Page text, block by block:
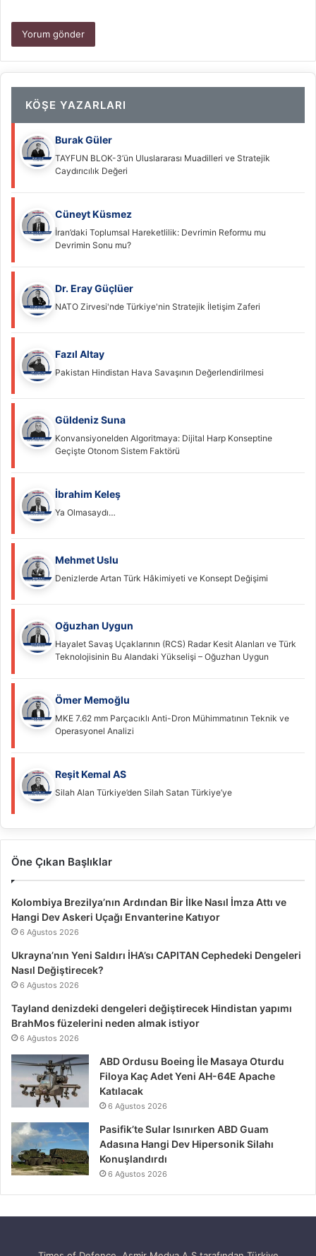
KÖŞE YAZARLARI
Burak Güler
TAYFUN BLOK-3’ün Uluslararası Muadilleri ve Stratejik
Caydırıcılık Değeri
Cüneyt Küsmez
İran’daki Toplumsal Hareketlilik: Devrimin Reformu mu
Devrimin Sonu mu?
Dr. Eray Güçlüer
NATO Zirvesi'nde Türkiye'nin Stratejik İletişim Zaferi
Fazıl Altay
Pakistan Hindistan Hava Savaşının Değerlendirilmesi
Güldeniz Suna
Konvansiyonelden Algoritmaya: Dijital Harp Konseptine
Geçişte Otonom Sistem Faktörü
İbrahim Keleş
Ya Olmasaydı…
Mehmet Uslu
Denizlerde Artan Türk Hâkimiyeti ve Konsept Değişimi
Oğuzhan Uygun
Hayalet Savaş Uçaklarının (RCS) Radar Kesit Alanları ve Türk
Teknolojisinin Bu Alandaki Yükselişi – Oğuzhan Uygun
Ömer Memoğlu
MKE 7.62 mm Parçacıklı Anti-Dron Mühimmatının Teknik ve
Operasyonel Analizi
Reşit Kemal AS
Silah Alan Türkiye’den Silah Satan Türkiye’ye
Öne Çıkan Başlıklar
Kolombiya Brezilya’nın Ardından Bir İlke Nasıl İmza Attı ve
Hangi Dev Askeri Uçağı Envanterine Katıyor
6 Ağustos 2026
Ukrayna’nın Yeni Saldırı İHA’sı CAPITAN Cephedeki Dengeleri
Nasıl Değiştirecek?
6 Ağustos 2026
Tayland denizdeki dengeleri değiştirecek Hindistan yapımı
BrahMos füzelerini neden almak istiyor
6 Ağustos 2026
ABD Ordusu Boeing İle Masaya Oturdu
Filoya Kaç Adet Yeni AH-64E Apache
Katılacak
6 Ağustos 2026
Pasifik’te Sular Isınırken ABD Guam
Adasına Hangi Dev Hipersonik Silahı
Konuşlandırdı
6 Ağustos 2026